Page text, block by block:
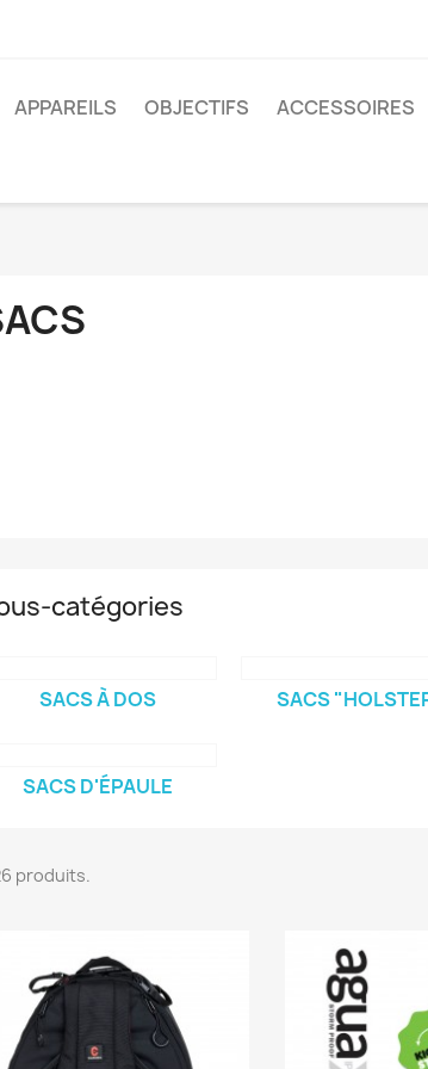
APPAREILS OBJECTIFS ACCESSOIRES
catégories
SACS À DOS SACS
SACS D'ÉPAULE
produits.